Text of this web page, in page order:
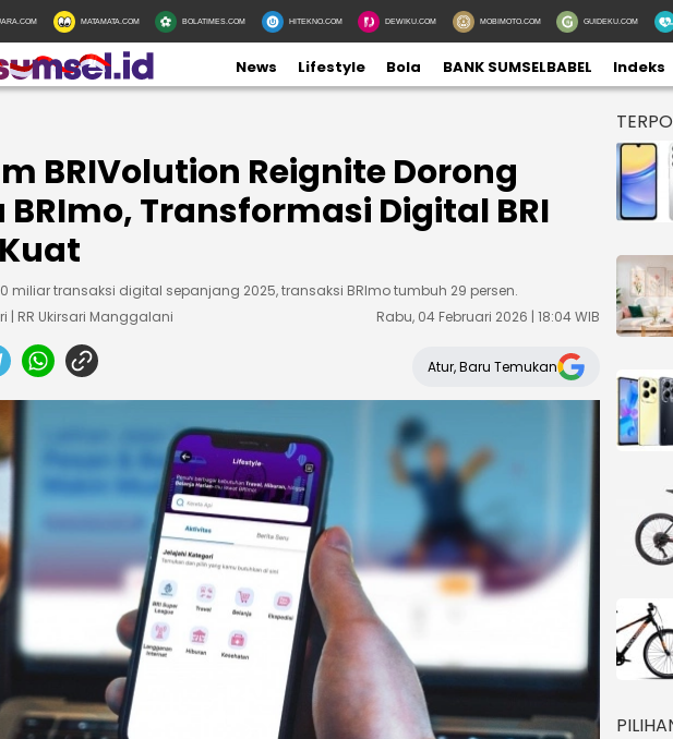
MATAMATA.COM BOLATIMES.COM HITEKNO.COM DEWIKU.COM MOBIMOTO.COM GUIDEKU.COM
News Lifestyle Bola BANK SUMSELBABEL Indeks
BRIVolution Reignite Dorong
BRImo, Transformasi Digital BRI
miliar transaksi digital sepanjang 2025, transaksi BRImo tumbuh 29 persen.
| RR Ukirsari Manggalani
Rabu, 04 Februari 2026 | 18:04 WIB
Atur, Baru Temukan